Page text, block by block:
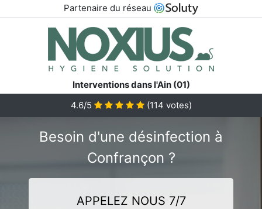
Partenaire du réseau
Interventions dans l'Ain (01)
4.6/5 (114 votes)
Besoin d'une désinfection à
Confrançon ?
APPELEZ NOUS 7/7